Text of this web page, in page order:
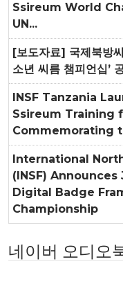
Ssireum World
UN...
[보도자료] 국제북방
소년 씨름 챔피언십’
INSF Tanzania
Ssireum Training
Commemorating
International
(INSF)
Digital Badge
Championship
네이버 오디오